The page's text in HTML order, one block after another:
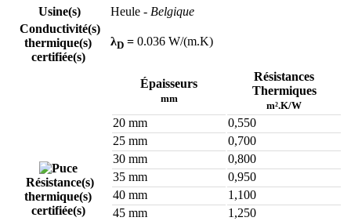
Usine(s)
Heule - Belgique
Conductivité(s)
thermique(s)
certifiée(s)
λD = 0.036 W/(m.K)
Résistance(s)
thermique(s)
certifiée(s)
Épaisseurs
mm
Résistances
Thermiques
m².K/W
20 mm
0,550
25 mm
0,700
30 mm
0,800
35 mm
0,950
40 mm
1,100
45 mm
1,250